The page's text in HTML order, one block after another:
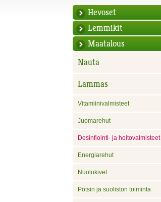
Hevoset
Lemmikit
Maatalous
Nauta
Lammas
Vitamiinivalmisteet
Juomarehut
Desinfiointi- ja hoitovalmisteet
Energiarehut
Nuolukivet
Pötsin ja suoliston toiminta